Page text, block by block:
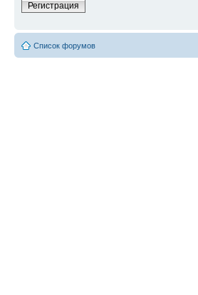
Регистрация
Список форумов